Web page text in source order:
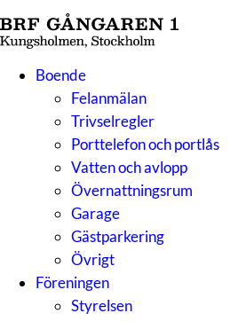
Boende
Felanmälan
Trivselregler
Porttelefon och portlås
Vatten och avlopp
Övernattningsrum
Garage
Gästparkering
Övrigt
Föreningen
Styrelsen